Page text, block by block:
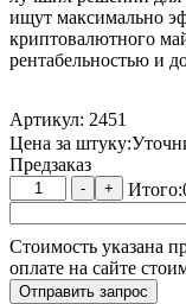
ищут максимально
криптовалютного
рентабельностью и
Артикул: 2451
Цена за штуку:
Предзаказ
Количество
товара
Whatsminer
M56S++
22W
226T
- + Итого:
Стоимость указана
оплате на сайте
Отправить запрос